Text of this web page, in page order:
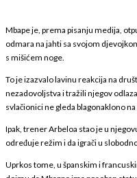
Mbape je, prema pisanju medija,
odmara na jahti sa svojom
s mišićem noge.
To je izazvalo lavinu reakcija na
nezadovoljstva i tražili njegov
svlačionici ne gleda blagonaklono na
Ipak, trener Arbeloa stao je u
određuje režim i da igrači u
Uprkos tome, u španskim i